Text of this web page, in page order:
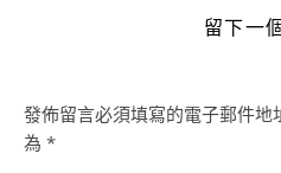
留下一
發佈留言必須填寫的電子郵件地
為 *